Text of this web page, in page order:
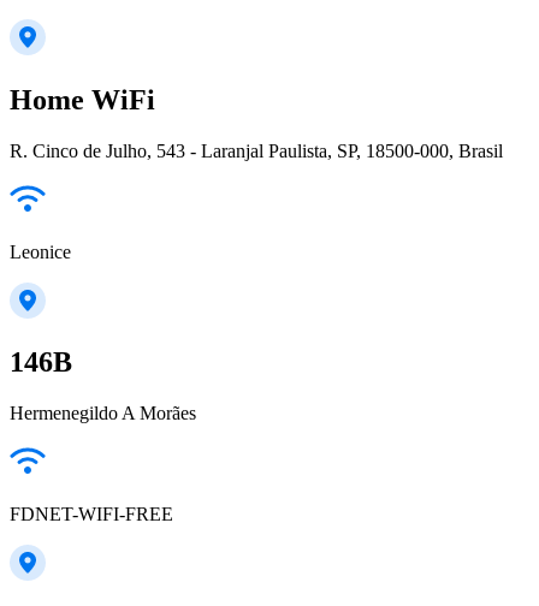
Home WiFi
R. Cinco de Julho, 543 - Laranjal Paulista, SP, 18500-000, Brasil
Leonice
146B
Hermenegildo A Morães
FDNET-WIFI-FREE